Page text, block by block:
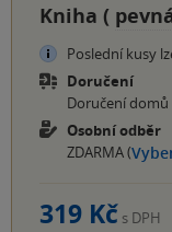
Kniha (
Poslední kusy
Doručení
Doručení
Osobní odběr
ZDARMA (
319 Kč s DPH